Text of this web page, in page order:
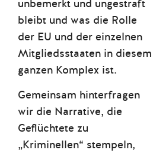
unbemerkt und ungestraft
bleibt und was die Rolle
der EU und der einzelnen
Mitgliedsstaaten in diesem
ganzen Komplex ist.
Gemeinsam hinterfragen
wir die Narrative, die
Geflüchtete zu
„Kriminellen“ stempeln,